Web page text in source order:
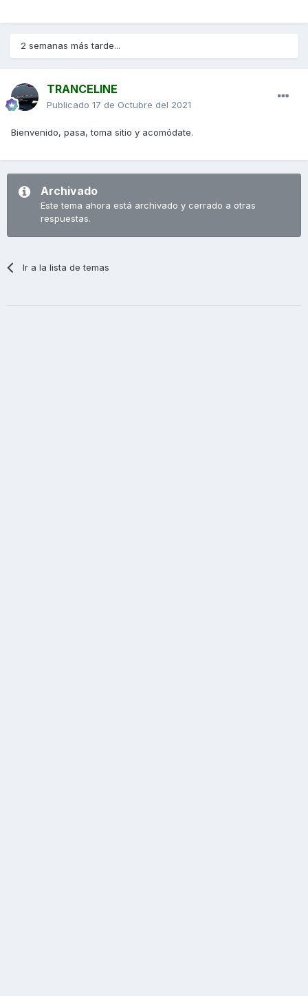
2 semanas más tarde...
TRANCELINE
Publicado 17 de Octubre del 2021
Bienvenido, pasa, toma sitio y acomódate.
Archivado
Este tema ahora está archivado y cerrado a otras
respuestas.
Ir a la lista de temas